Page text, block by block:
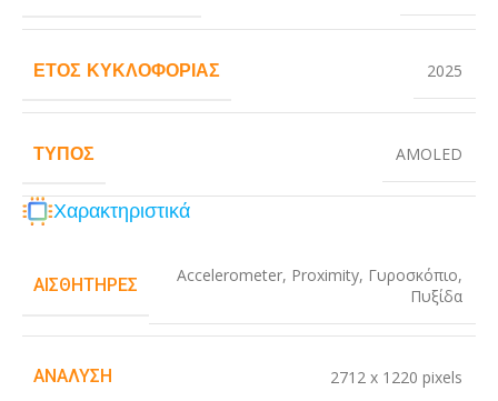
ΈΤΟΣ ΚΥΚΛΟΦΟΡΊΑΣ 2025
ΤΎΠΟΣ AMOLED
Χαρακτηριστικά
ΑΙΣΘΗΤΉΡΕΣ Accelerometer, Proximity, Γυροσκόπιο,
Πυξίδα
ΑΝΆΛΥΣΗ 2712 x 1220 pixels